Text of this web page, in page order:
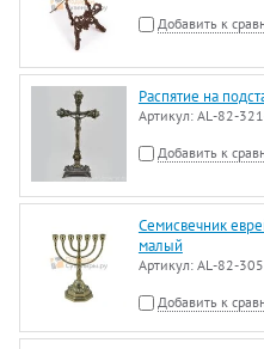
Добавить к
Распятие на
Артикул:AL-82-
Добавить к
Семисвечник
малый
Артикул:AL-82-305
Добавить к